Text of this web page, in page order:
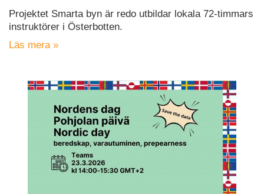
Projektet Smarta byn är redo utbildar lokala 72-timmars
instruktörer i Österbotten.
Läs mera »